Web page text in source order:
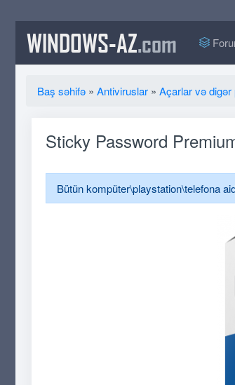
WINDOWS-AZ.com
Baş səhifə » Antiviruslar » Açarlar və digər
Sticky Password
Bütün kompüter\playstation\telefona